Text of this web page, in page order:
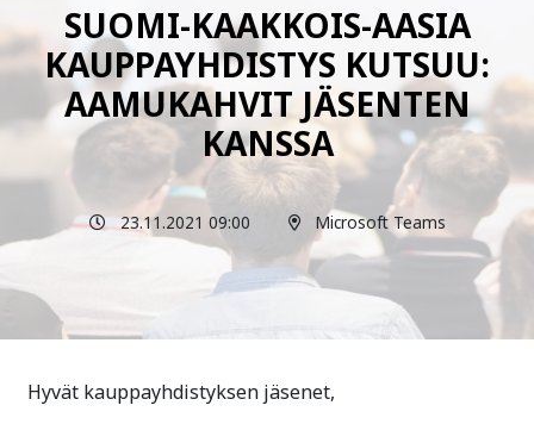
SUOMI-KAAKKOIS-AASIA
KAUPPAYHDISTYS KUTSUU:
AAMUKAHVIT JÄSENTEN
KANSSA
23.11.2021 09:00 Microsoft Teams
Hyvät kauppayhdistyksen jäsenet,